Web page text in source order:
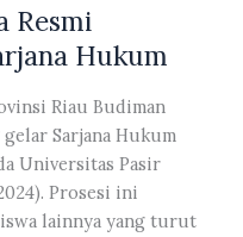
Resmi
Hukum
Riau Budiman
Sarjana Hukum
Universitas Pasir
Prosesi ini
lainnya yang turut